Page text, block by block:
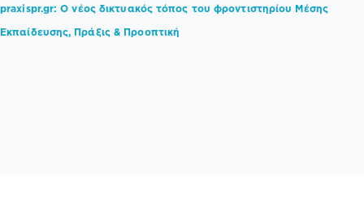
praxispr.gr: Ο νέος δικτυακός τόπος τoυ φροντιστηρίου Μέσης
Εκπαίδευσης, Πράξις & Προοπτική